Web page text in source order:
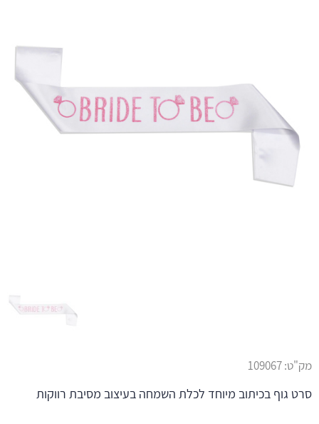
מק"ט:109067
סרט גוף בכיתוב מיוחד לכלת השמחה בעיצוב מסיבת רווקות